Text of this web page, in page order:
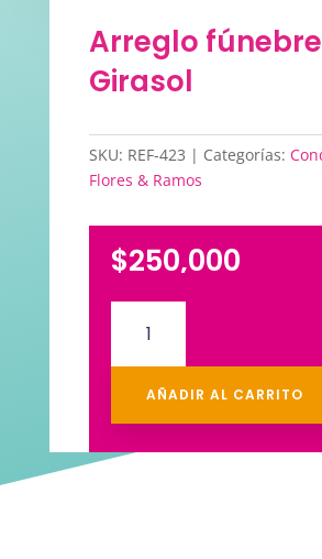
Arreglo fúnebre
Girasol
SKU: REF-423 Categorías:
Flores & Ramos
$250,000
fúnebre
Girasol
cantidadAÑADIR AL CARRITO